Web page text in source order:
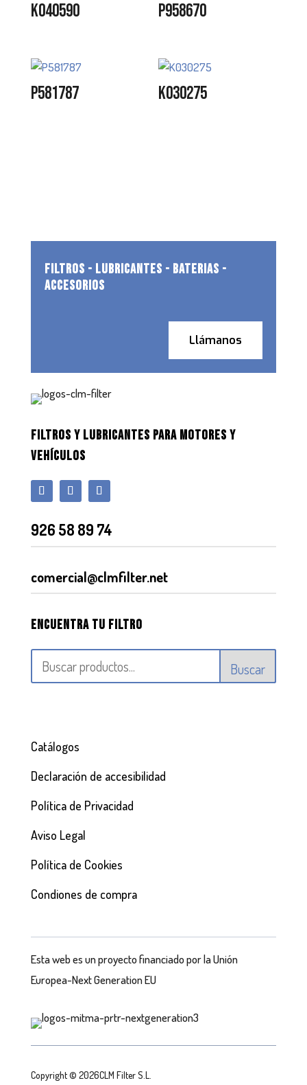
K040590 P958670
P581787 K030275
FILTROS - LUBRICANTES - BATERIAS -
ACCESORIOS
Llámanos
FILTROS Y LUBRICANTES PARA MOTORES Y
VEHÍCULOS
926 58 89 74
comercial@clmfilter.net
Encuentra tu filtro
Buscar
Catálogos
Declaración de accesibilidad
Política de Privacidad
Aviso Legal
Política de Cookies
Condiones de compra
Esta web es un proyecto financiado por la Unión
Europea-Next Generation EU
Copyright © 2026CLM Filter S.L.